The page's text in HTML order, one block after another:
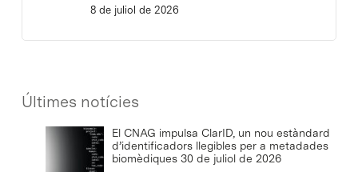
8 de juliol de 2026
Últimes notícies
El CNAG impulsa ClarID, un nou estàndard
d’identificadors llegibles per a metadades
biomèdiques 30 de juliol de 2026